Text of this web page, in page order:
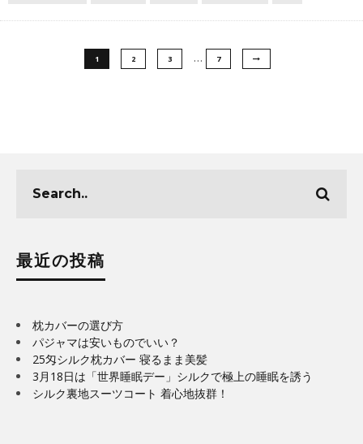
1 2 3 … 7
最近の投稿
枕カバーの選び方
パジャマは安いものでいい？
25匁シルク枕カバー 寝るまま美髪
3月18日は「世界睡眠デー」シルクで極上の睡眠を誘う
シルク裏地スーツコート 着心地抜群！